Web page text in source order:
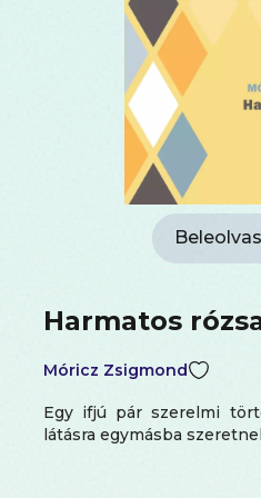
Harmatos
Móricz Zsigmond
Egy ifjú pár szerelmi
látásra egymásba